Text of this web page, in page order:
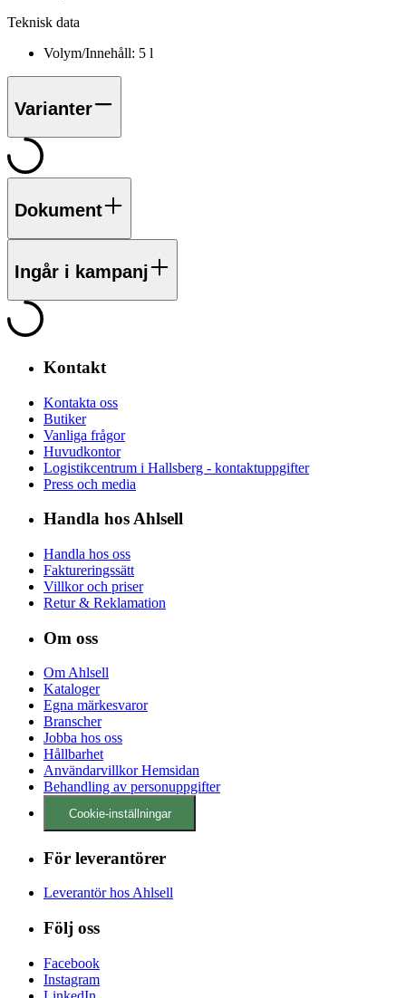
Teknisk data
Volym/Innehåll: 5 l
Varianter
Dokument
Ingår i kampanj
Kontakt
Kontakta oss
Butiker
Vanliga frågor
Huvudkontor
Logistikcentrum i Hallsberg - kontaktuppgifter
Press och media
Handla hos Ahlsell
Handla hos oss
Faktureringssätt
Villkor och priser
Retur & Reklamation
Om oss
Om Ahlsell
Kataloger
Egna märkesvaror
Branscher
Jobba hos oss
Hållbarhet
Användarvillkor Hemsidan
Behandling av personuppgifter
Cookie-inställningar
För leverantörer
Leverantör hos Ahlsell
Följ oss
Facebook
Instagram